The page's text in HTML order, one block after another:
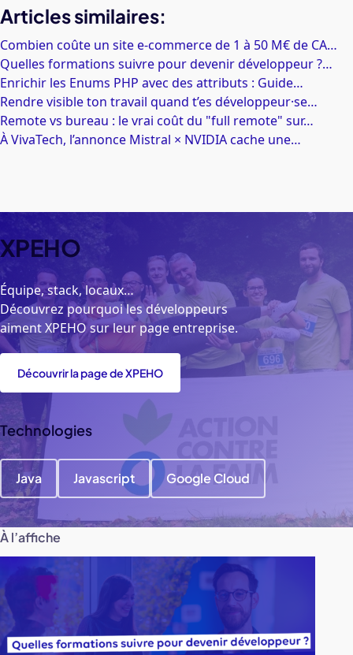
Articles similaires:
Combien coûte un site e-commerce de 1 à 50 M€ de CA…
Quelles formations suivre pour devenir développeur ?…
Enrichir les Enums PHP avec des attributs : Guide…
Rendre visible ton travail quand t’es développeur·se…
Remote vs bureau : le vrai coût du "full remote" sur…
À VivaTech, l’annonce Mistral × NVIDIA cache une…
XPEHO
Équipe, stack, locaux…
Découvrez pourquoi les développeurs
aiment XPEHO sur leur page entreprise.
Découvrir la page de XPEHO
Technologies
Java Javascript Google Cloud
À l’affiche